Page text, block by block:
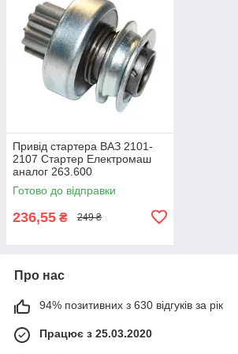
Привід стартера ВАЗ 2101-
2107 Стартер Електромаш
аналог 263.600
Готово до відправки
236,55 ₴ 249 ₴
Про нас
94% позитивних з 630 відгуків за рік
Працює з 25.03.2020